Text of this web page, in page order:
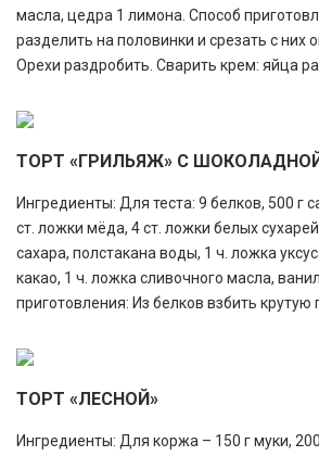
масла, цедра 1 лимона. Способ
разделить на половинки и срезать с них
Орехи раздробить. Сварить крем: яйца
ТОРТ «ГРИЛЬЯЖ» С
Ингредиенты: Для теста: 9 белков, 500 г
ст. ложки мёда, 4 ст. ложки белых
сахара, полстакана воды, 1 ч. ложка
какао, 1 ч. ложка сливочного масла,
приготовления: Из белков взбить крутую
ТОРТ «ЛЕСНОЙ»
Ингредиенты: Для коржа – 150 г муки,